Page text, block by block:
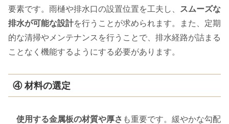
要素です。雨樋や排水口の設置位置を工夫し、
スムーズな
排水が可能な設計を行うことが求められます。また、定期
的な清掃やメンテナンスを行うことで、排水経路が詰まる
ことなく機能するようにする必要があります。
④ 材料の選定
使用する金属板の材質や厚さ も重要です。緩やかな勾配